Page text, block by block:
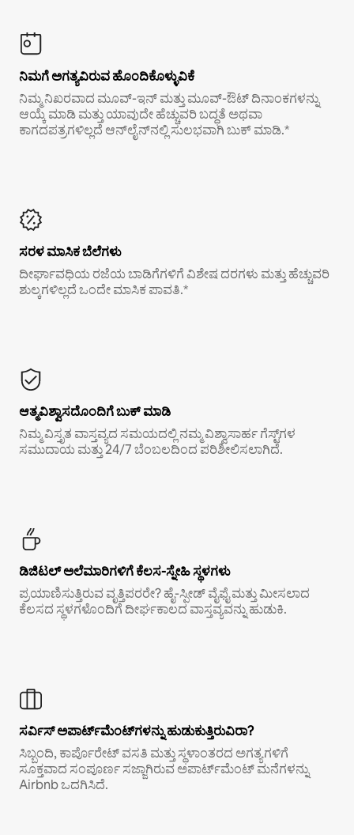
ನಿಮಗೆ ಅಗತ್ಯವಿರುವ ಹೊಂದಿಕೊಳ್ಳುವಿಕೆ
ನಿಮ್ಮ ನಿಖರವಾದ ಮೂವ್-ಇನ್ ಮತ್ತು ಮೂವ್-ಔಟ್ ದಿನಾಂಕಗಳನ್ನು
ಆಯ್ಕೆ ಮಾಡಿ ಮತ್ತು ಯಾವುದೇ ಹೆಚ್ಚುವರಿ ಬದ್ಧತೆ ಅಥವಾ
ಕಾಗದಪತ್ರಗಳಿಲ್ಲದೆ ಆನ್‌ಲೈನ್‌ನಲ್ಲಿ ಸುಲಭವಾಗಿ ಬುಕ್ ಮಾಡಿ.*
ಸರಳ ಮಾಸಿಕ ಬೆಲೆಗಳು
ದೀರ್ಘಾವಧಿಯ ರಜೆಯ ಬಾಡಿಗೆಗಳಿಗೆ ವಿಶೇಷ ದರಗಳು ಮತ್ತು ಹೆಚ್ಚುವರಿ
ಶುಲ್ಕಗಳಿಲ್ಲದೆ ಒಂದೇ ಮಾಸಿಕ ಪಾವತಿ.*
ಆತ್ಮವಿಶ್ವಾಸದೊಂದಿಗೆ ಬುಕ್ ಮಾಡಿ
ನಿಮ್ಮ ವಿಸ್ತೃತ ವಾಸ್ತವ್ಯದ ಸಮಯದಲ್ಲಿ ನಮ್ಮ ವಿಶ್ವಾಸಾರ್ಹ ಗೆಸ್ಟ್‌ಗಳ
ಸಮುದಾಯ ಮತ್ತು 24/7 ಬೆಂಬಲದಿಂದ ಪರಿಶೀಲಿಸಲಾಗಿದೆ.
ಡಿಜಿಟಲ್ ಅಲೆಮಾರಿಗಳಿಗೆ ಕೆಲಸ-ಸ್ನೇಹಿ ಸ್ಥಳಗಳು
ಪ್ರಯಾಣಿಸುತ್ತಿರುವ ವೃತ್ತಿಪರರೇ? ಹೈ-ಸ್ಪೀಡ್ ವೈಫೈ ಮತ್ತು ಮೀಸಲಾದ
ಕೆಲಸದ ಸ್ಥಳಗಳೊಂದಿಗೆ ದೀರ್ಘಕಾಲದ ವಾಸ್ತವ್ಯವನ್ನು ಹುಡುಕಿ.
ಸರ್ವಿಸ್ ಅಪಾರ್ಟ್‌ಮೆಂಟ್‌ಗಳನ್ನು ಹುಡುಕುತ್ತಿರುವಿರಾ?
ಸಿಬ್ಬಂದಿ, ಕಾರ್ಪೊರೇಟ್ ವಸತಿ ಮತ್ತು ಸ್ಥಳಾಂತರದ ಅಗತ್ಯಗಳಿಗೆ
ಸೂಕ್ತವಾದ ಸಂಪೂರ್ಣ ಸಜ್ಜಾಗಿರುವ ಅಪಾರ್ಟ್‌ಮೆಂಟ್ ಮನೆಗಳನ್ನು
Airbnb ಒದಗಿಸಿದೆ.